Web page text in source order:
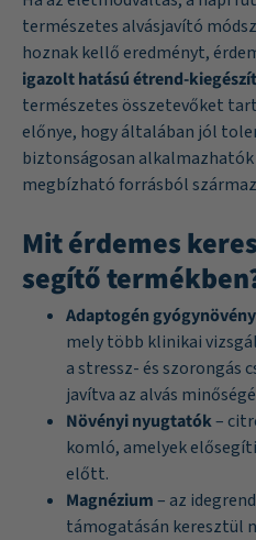
természetes alvásjavító
hoznak kellő eredményt,
igazolt hatású étrend-
természetes összetevőket
előnye, hogy általában jól
biztonságosan alkalmazhatók
megbízható forrásból
Mit érdemes
segítő
Adaptogén
mely több klinikai
a stressz- és szorongás
javítva az alvás
Növényi nyugtatók–
komló, amelyek
előtt.
Magnézium– az
támogatásán keresztül